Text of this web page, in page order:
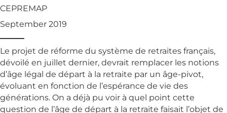
CEPREMAP
September 2019
Le projet de réforme du système de retraites français,
dévoilé en juillet dernier, devrait remplacer les notions
d’âge légal de départ à la retraite par un âge-pivot,
évoluant en fonction de l’espérance de vie des
générations. On a déjà pu voir à quel point cette
question de l’âge de départ à la retraite faisait l’objet de